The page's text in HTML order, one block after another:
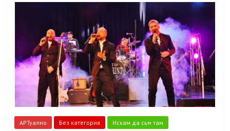
АРТуално Без категория Искам да съм там